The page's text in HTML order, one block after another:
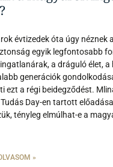
évtizedek óta úgy néznek
egyik legfontosabb
a dráguló élet,
generációk
ezt a régi beidegződést.
Day-en tartott
tényleg elmúlhat-e a
»